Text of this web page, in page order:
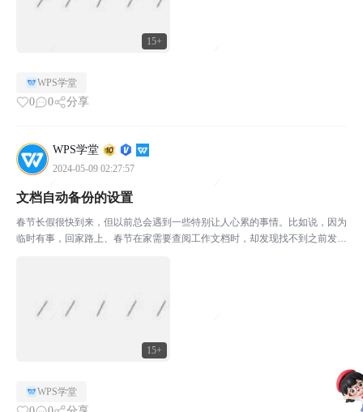
15+
WPS学堂
0 0 分享
WPS学堂
2024-05-09 02:27:57
15+
文档自动备份的设置
春节长假很快到来，但以前总会遇到一些特别让人心累的事情。比如说，因为
临时有事，回家路上、春节在家需要查阅工作文档时，却发现找不到之前发送
WPS学堂